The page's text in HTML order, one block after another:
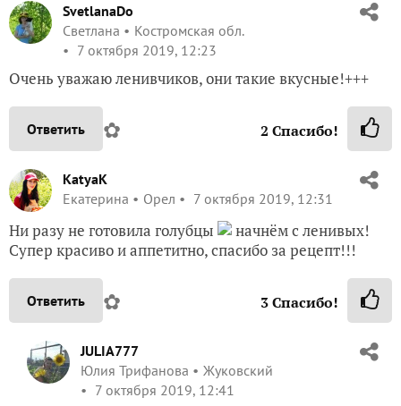
SvetlanaDo
Светлана
Костромская обл.
7 октября 2019, 12:23
Очень уважаю ленивчиков, они такие вкусные!+++
Ответить ✿ 2 Спасибо!
KatyaK
Екатерина
Орел 7 октября 2019, 12:31
Ни разу не готовила голубцы
начнём с ленивых!
Супер красиво и аппетитно, спасибо за рецепт!!!
Ответить ✿ 3Спасибо!
JULIA777
Юлия Трифанова
Жуковский
7 октября 2019, 12:41